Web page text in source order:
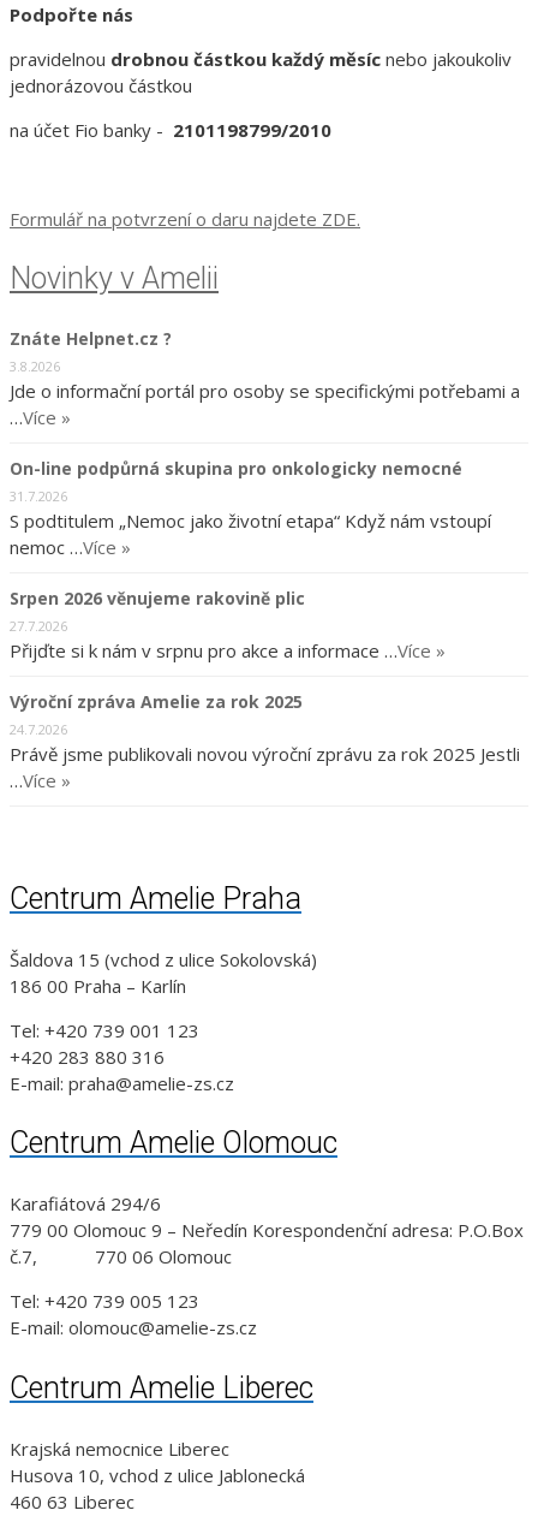
Podpořte nás
pravidelnou drobnou částkou každý měsíc nebo jakoukoliv
jednorázovou částkou
na účet Fio banky - 2101198799/2010
Formulář na potvrzení o daru najdete ZDE.
Novinky v Amelii
Znáte Helpnet.cz ?
3.8.2026
Jde o informační portál pro osoby se specifickými potřebami a
…Více »
On-line podpůrná skupina pro onkologicky nemocné
31.7.2026
S podtitulem „Nemoc jako životní etapa“ Když nám vstoupí
nemoc …Více »
Srpen 2026 věnujeme rakovině plic
27.7.2026
Přijďte si k nám v srpnu pro akce a informace …Více »
Výroční zpráva Amelie za rok 2025
24.7.2026
Právě jsme publikovali novou výroční zprávu za rok 2025 Jestli
…Více »
Centrum Amelie Praha
Šaldova 15 (vchod z ulice Sokolovská)
186 00 Praha – Karlín
Tel: +420 739 001 123
+420 283 880 316
E-mail: praha@amelie-zs.cz
Centrum Amelie Olomouc
Karafiátová 294/6
779 00 Olomouc 9 – Neředín Korespondenční adresa: P.O.Box
č.7, 770 06 Olomouc
Tel: +420 739 005 123
E-mail: olomouc@amelie-zs.cz
Centrum Amelie Liberec
Krajská nemocnice Liberec
Husova 10, vchod z ulice Jablonecká
460 63 Liberec